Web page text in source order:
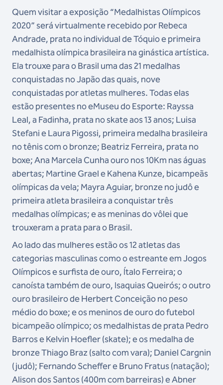
Quem visitar a exposição “Medalhistas Olímpicos
2020” será virtualmente recebido por Rebeca
Andrade, prata no individual de Tóquio e primeira
medalhista olímpica brasileira na ginástica artística.
Ela trouxe para o Brasil uma das 21 medalhas
conquistadas no Japão das quais, nove
conquistadas por atletas mulheres. Todas elas
estão presentes no eMuseu do Esporte: Rayssa
Leal, a Fadinha, prata no skate aos 13 anos; Luisa
Stefani e Laura Pigossi, primeira medalha brasileira
no tênis com o bronze; Beatriz Ferreira, prata no
boxe; Ana Marcela Cunha ouro nos 10Km nas águas
abertas; Martine Grael e Kahena Kunze, bicampeãs
olímpicas da vela; Mayra Aguiar, bronze no judô e
primeira atleta brasileira a conquistar três
medalhas olímpicas; e as meninas do vôlei que
trouxeram a prata para o Brasil.
Ao lado das mulheres estão os 12 atletas das
categorias masculinas como o estreante em Jogos
Olímpicos e surfista de ouro, Ítalo Ferreira; o
canoísta também de ouro, Isaquias Queirós; o outro
ouro brasileiro de Herbert Conceição no peso
médio do boxe; e os meninos de ouro do futebol
bicampeão olímpico; os medalhistas de prata Pedro
Barros e Kelvin Hoefler (skate); e os medalha de
bronze Thiago Braz (salto com vara); Daniel Cargnin
(judô); Fernando Scheffer e Bruno Fratus (natação);
Alison dos Santos (400m com barreiras) e Abner